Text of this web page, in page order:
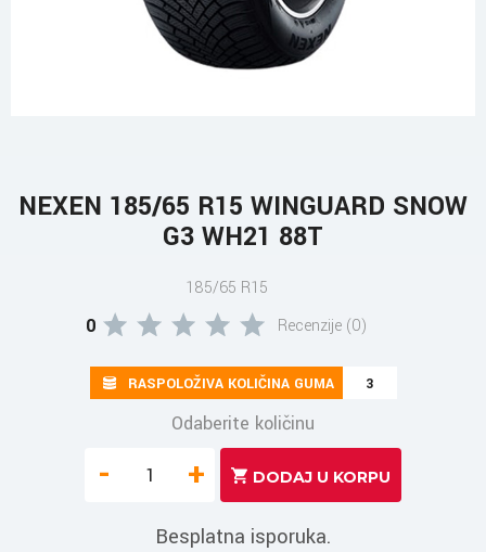
NEXEN 185/65 R15 WINGUARD SNOW
G3 WH21 88T
185/65 R15
0 Recenzije (0)
RASPOLOŽIVA KOLIČINA GUMA 3
Odaberite količinu
- +
Besplatna isporuka.